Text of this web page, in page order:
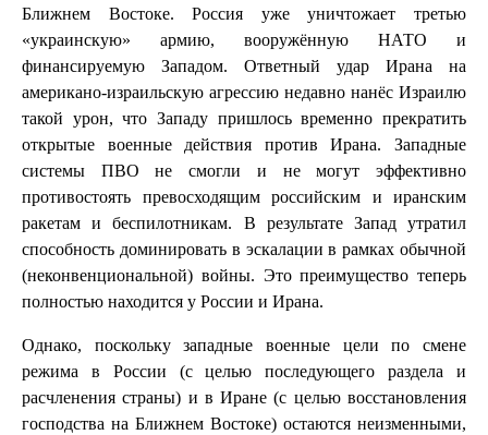
Ближнем Востоке. Россия уже уничтожает третью
«украинскую» армию, вооружённую НАТО и
финансируемую Западом. Ответный удар Ирана на
американо-израильскую агрессию недавно нанёс Израилю
такой урон, что Западу пришлось временно прекратить
открытые военные действия против Ирана. Западные
системы ПВО не смогли и не могут эффективно
противостоять превосходящим российским и иранским
ракетам и беспилотникам. В результате Запад утратил
способность доминировать в эскалации в рамках обычной
(неконвенциональной) войны. Это преимущество теперь
полностью находится у России и Ирана.
Однако, поскольку западные военные цели по смене
режима в России (с целью последующего раздела и
расчленения страны) и в Иране (с целью восстановления
господства на Ближнем Востоке) остаются неизменными,